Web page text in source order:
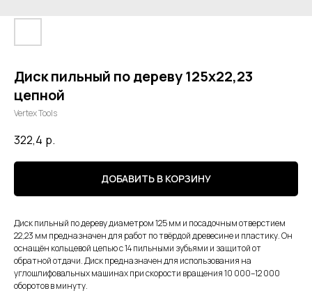
Диск пильный по дереву 125х22,23
цепной
Vertex Tools
322,4 р.
ДОБАВИТЬ В КОРЗИНУ
Диск пильный по дереву диаметром 125 мм и посадочным отверстием
22,23 мм предназначен для работ по твёрдой древесине и пластику. Он
оснащён кольцевой цепью с 14 пильными зубьями и защитой от
обратной отдачи. Диск предназначен для использования на
углошлифовальных машинах при скорости вращения 10 000–12 000
оборотов в минуту.